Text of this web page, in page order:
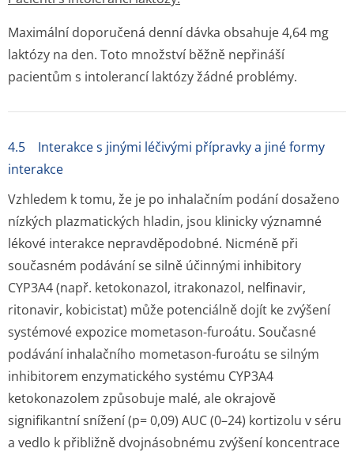
Maximální doporučená denní dávka obsahuje 4,64 mg
laktózy na den. Toto množství běžně nepřináší
pacientům s intolerancí laktózy žádné problémy.
4.5 Interakce s jinými léčivými přípravky a jiné formy
interakce
Vzhledem k tomu, že je po inhalačním podání dosaženo
nízkých plazmatických hladin, jsou klinicky významné
lékové interakce nepravděpodobné. Nicméně při
současném podávání se silně účinnými inhibitory
CYP3A4 (např. ketokonazol, itrakonazol, nelfinavir,
ritonavir, kobicistat) může potenciálně dojít ke zvýšení
systémové expozice mometason-furoátu. Současné
podávání inhalačního mometason-furoátu se silným
inhibitorem enzymatického systému CYP3A4
ketokonazolem způsobuje malé, ale okrajově
signifikantní snížení (p= 0,09) AUC (0–24) kortizolu v séru
a vedlo k přibližně dvojnásobnému zvýšení koncentrace